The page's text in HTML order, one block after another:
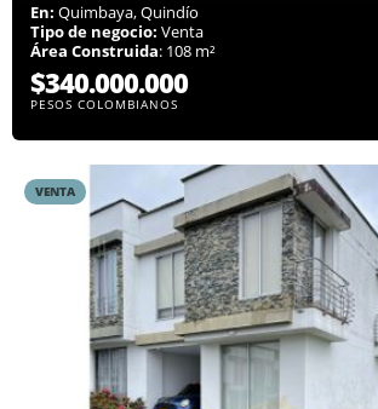
En: Quimbaya, Quindío
Tipo de negocio: Venta
Área Construida: 108 m²
$340.000.000
PESOS COLOMBIANOS
VENTA